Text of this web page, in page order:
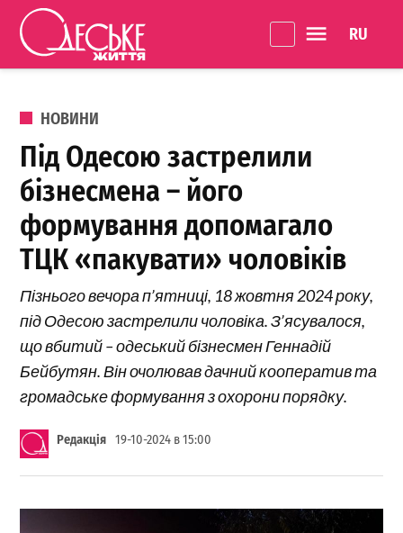
Перейти до вмісту
Життя
ОПУБЛІКОВАНО В
НОВИНИ
Під Одесою застрелили
бізнесмена – його
формування допомагало
ТЦК «пакувати» чоловіків
Пізнього вечора п’ятниці, 18 жовтня 2024 року,
під Одесою застрелили чоловіка. З’ясувалося,
що вбитий – одеський бізнесмен Геннадій
Бейбутян. Він очолював дачний кооператив та
громадське формування з охорони порядку.
Редакція 19-10-2024 в 15:00